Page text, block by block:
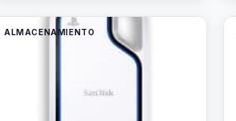
ALMACENAMIENTO